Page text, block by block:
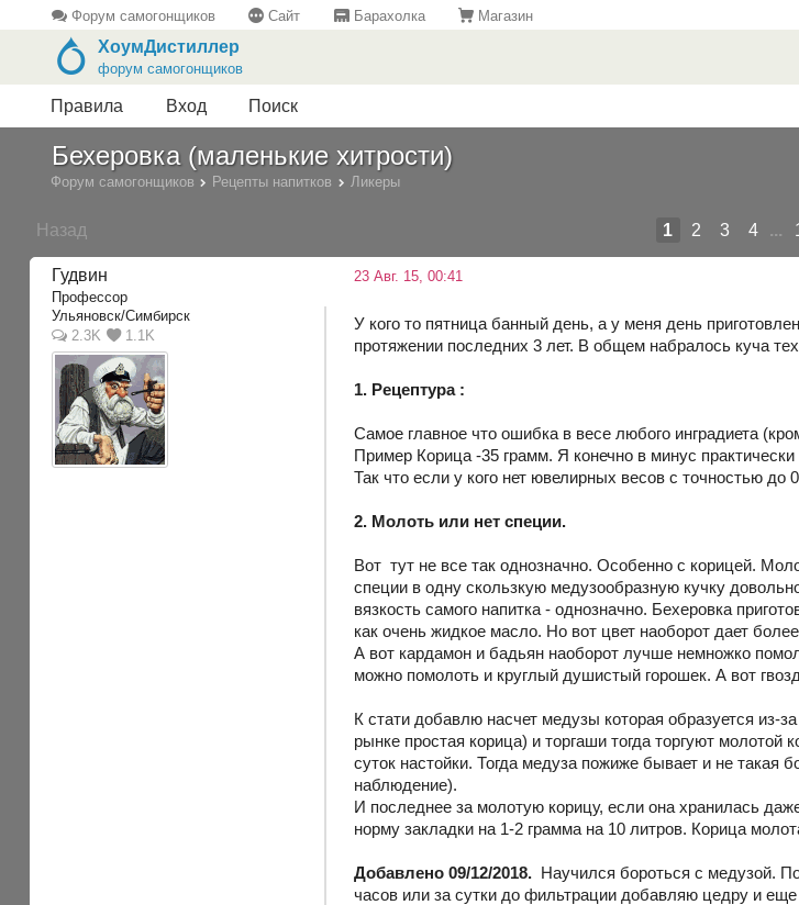
Форум самогонщиков Сайт Барахолка Магазин
ХоумДистиллер
форум самогонщиков
Правила Вход Поиск
Бехеровка (маленькие хитрости)
Форум самогонщиков Рецепты напитков Ликеры
Назад 1 2 3 4 ...
Гудвин
Профессор
Ульяновск/Симбирск
2.3K
1.1K
23 Авг. 15, 00:41
У кого то пятница банный день, а у меня день
протяжении последних 3 лет. В общем набралось куча
1. Рецептура :
Самое главное что ошибка в весе любого инградиета
Пример Корица -35 грамм. Я конечно в минус
Так что если у кого нет ювелирных весов с точностью до
2. Молоть или нет специи.
Вот тут не все так однозначно. Особенно с корицей.
специи в одну скользкую медузообразную кучку
вязкость самого напитка - однозначно. Бехеровка
как очень жидкое масло. Но вот цвет наоборот дает
А вот кардамон и бадьян наоборот лучше немножко
можно помолоть и круглый душистый горошек. А вот
К стати добавлю насчет медузы которая образуется из-
рынке простая корица) и торгаши тогда торгуют молотой
суток настойки. Тогда медуза пожиже бывает и не такая
наблюдение).
И последнее за молотую корицу, если она хранилась
норму закладки на 1-2 грамма на 10 литров. Корица
Добавлено 09/12/2018. Научился бороться с медузой.
часов или за сутки до фильтрации добавляю цедру и